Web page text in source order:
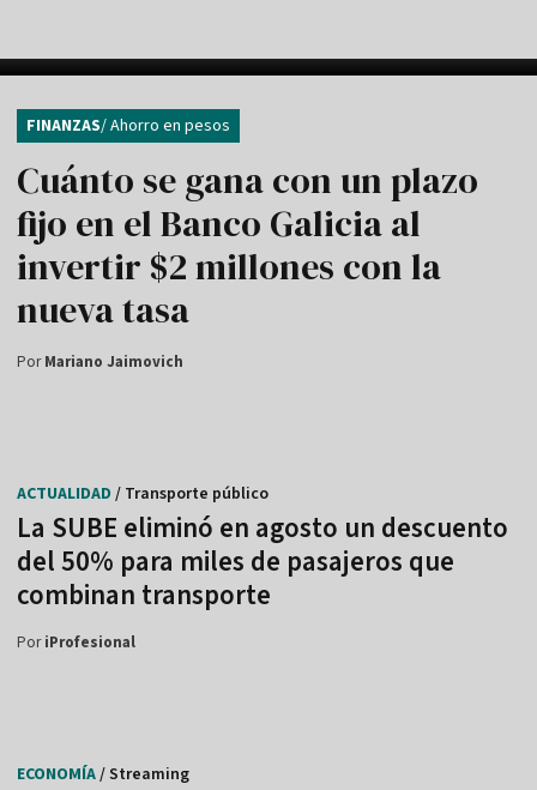
Cuánto se gana con un plazo
fijo en el Banco Galicia al
invertir $2 millones con la
nueva tasa
FINANZAS/ Ahorro en pesos
PorMariano Jaimovich
La SUBE eliminó en agosto un descuento
del 50% para miles de pasajeros que
combinan transporte
ACTUALIDAD / Transporte público
PoriProfesional
ECONOMÍA/ Streaming